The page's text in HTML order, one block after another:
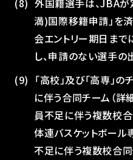
外国籍選手は、JBA
満)国際移籍申請」を
会エントリー期日ま
し、申請のない選手の
「高校」及び「高専」
に伴う合同チーム（
員不足に伴う複数校
体連バスケットボー
不足に伴う複数校合同